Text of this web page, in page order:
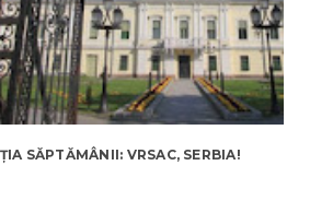
SĂPTĂMÂNII: VRSAC, SERBIA!